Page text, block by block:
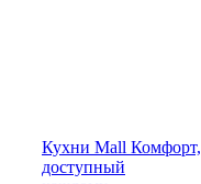
Кухни Mall Комфорт,
доступный